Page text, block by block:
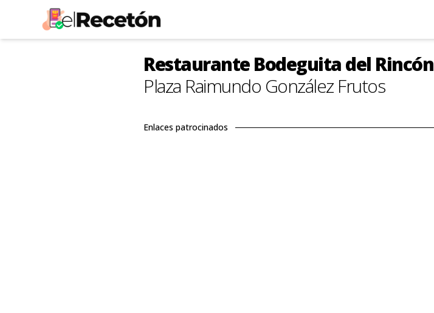
Restaurante Bodeguita del Rincón
Plaza Raimundo González Frutos
Enlaces patrocinados